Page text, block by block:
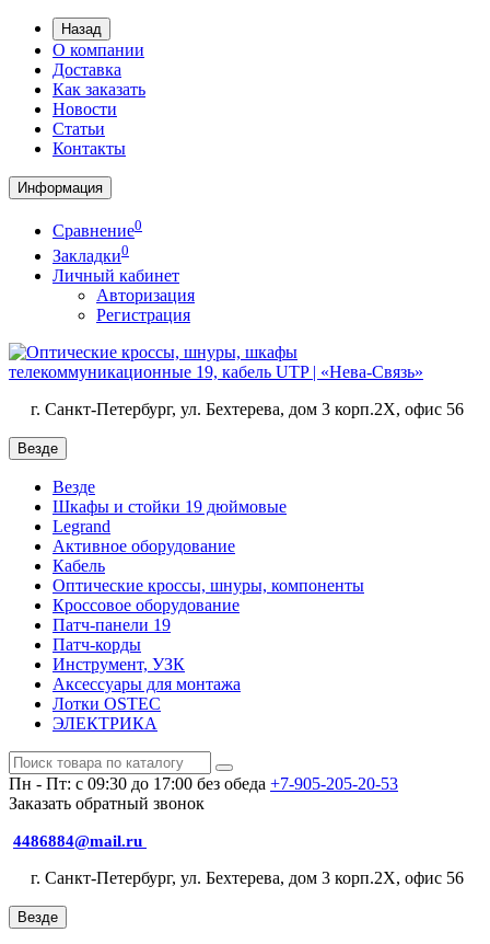
Назад
О компании
Доставка
Как заказать
Новости
Статьи
Контакты
Информация
Сравнение0
Закладки0
Личный кабинет
Авторизация
Регистрация
г. Санкт-Петербург, ул. Бехтерева, дом 3 корп.2X, офис 56
Везде
Везде
Шкафы и стойки 19 дюймовые
Legrand
Активное оборудование
Кабель
Оптические кроссы, шнуры, компоненты
Кроссовое оборудование
Патч-панели 19
Патч-корды
Инструмент, УЗК
Аксессуары для монтажа
Лотки OSTEC
ЭЛЕКТРИКА
Пн - Пт: с 09:30 до 17:00 без обеда +7-905-205-20-53
Заказать обратный звонок
4486884@mail.ru
г. Санкт-Петербург, ул. Бехтерева, дом 3 корп.2X, офис 56
Везде